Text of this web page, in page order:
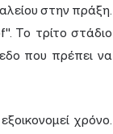
στην πράξη.
Το τρίτο στάδιο
που πρέπει να
χρόνο.